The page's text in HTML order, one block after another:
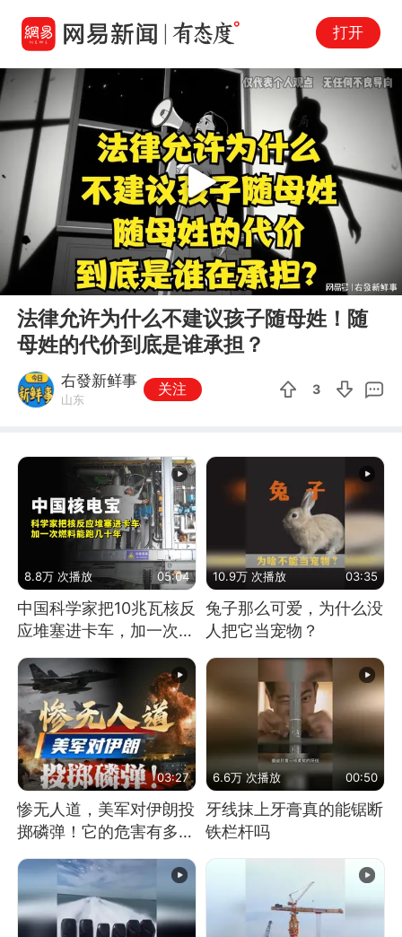
打开
04:28
Play
法律允许为什么不建议孩子随母姓！随
母姓的代价到底是谁承担？
右發新鲜事
山东
关注 3
8.8万 次播放 05:04
中国科学家把10兆瓦核反
应堆塞进卡车，加一次燃
料能跑几十年
10.9万 次播放 03:35
兔子那么可爱，为什么没
人把它当宠物？
03:27
惨无人道，美军对伊朗投
掷磷弹！它的危害有多
6.6万 次播放 00:50
牙线抹上牙膏真的能锯断
铁栏杆吗